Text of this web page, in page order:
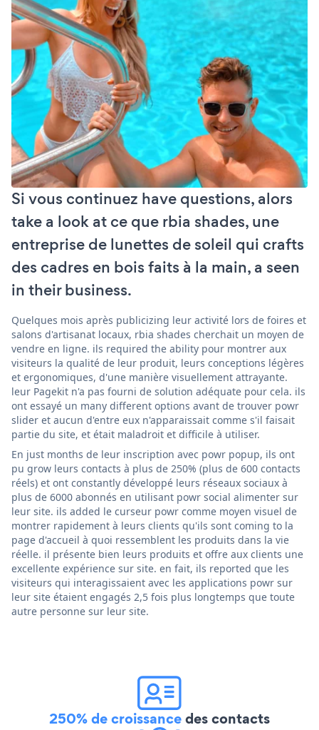
Si vous continuez have questions, alors
take a look at ce que rbia shades, une
entreprise de lunettes de soleil qui crafts
des cadres en bois faits à la main, a seen
in their business.
Quelques mois après publicizing leur activité lors de foires et
salons d'artisanat locaux, rbia shades cherchait un moyen de
vendre en ligne. ils required the ability pour montrer aux
visiteurs la qualité de leur produit, leurs conceptions légères
et ergonomiques, d'une manière visuellement attrayante.
leur Pagekit n'a pas fourni de solution adéquate pour cela. ils
ont essayé un many different options avant de trouver powr
slider et aucun d'entre eux n'apparaissait comme s'il faisait
partie du site, et était maladroit et difficile à utiliser.
En just months de leur inscription avec powr popup, ils ont
pu grow leurs contacts à plus de 250% (plus de 600 contacts
réels) et ont constantly développé leurs réseaux sociaux à
plus de 6000 abonnés en utilisant powr social alimenter sur
leur site. ils added le curseur powr comme moyen visuel de
montrer rapidement à leurs clients qu'ils sont coming to la
page d'accueil à quoi ressemblent les produits dans la vie
réelle. il présente bien leurs produits et offre aux clients une
excellente expérience sur site. en fait, ils reported que les
visiteurs qui interagissaient avec les applications powr sur
leur site étaient engagés 2,5 fois plus longtemps que toute
autre personne sur leur site.
250% de croissancedes contacts